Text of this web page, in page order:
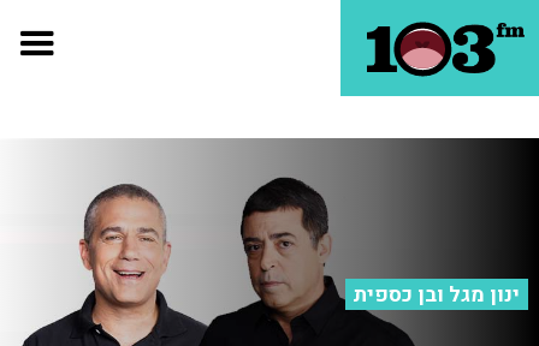
ינון מגל ובן כספית